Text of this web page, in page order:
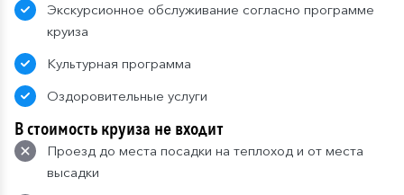
Экскурсионное обслуживание согласно программе
круиза
Культурная программа
Оздоровительные услуги
В стоимость круиза не входит
Проезд до места посадки на теплоход и от места
высадки